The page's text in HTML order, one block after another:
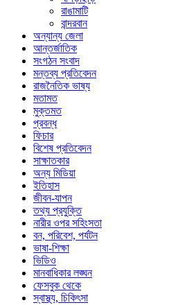
রাঙামাটি
বান্দরবান
অন্যান্য জেলা
আন্তর্জাতিক
সংগঠন সংবাদ
মন্তব্য প্রতিবেদন
রাজনৈতিক ভাষ্য
মতামত
মুক্তমত
প্রবন্ধ
ফিচার
বিশেষ প্রতিবেদন
সাক্ষাতকার
অন্য মিডিয়া
ইতিহাস
জীবন-যাপন
তথ্য প্রযুক্তি
নারীর ওপর সহিংসতা
বন, পরিবেশ, পর্যটন
ভাষা-শিক্ষা
ভিডিও
মানবাধিকার লঙ্ঘন
ফেসবুক থেকে
স্বাস্থ্য, চিকিৎসা